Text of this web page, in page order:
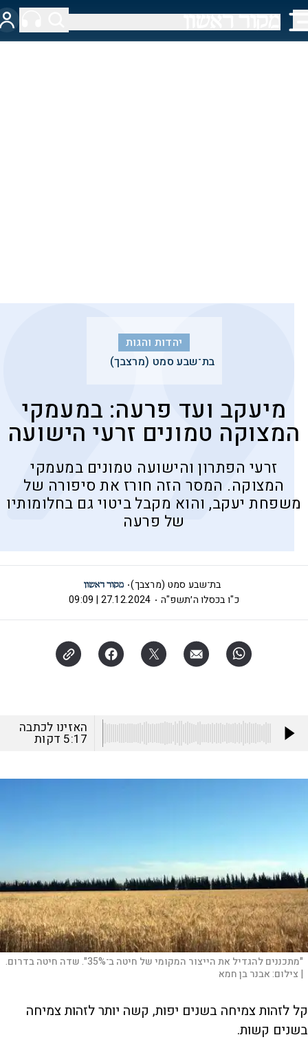
יהדות והגות
בת־שבע סמט (מרצבך)
מיעקב ועד פרעה: במעמקי
המצוקה טמונים זרעי הישועה
זרעי הפתרון והישועה טמונים במעמקי
המצוקה. המסר הזה חורז את סיפורה של
משפחת יעקב, והוא מקבל ביטוי גם בחלומותיו
של פרעה
בת־שבע סמט (מרצבך)
כ"ו בכסלו ה׳תשפ"ה
27.12.2024 | 09:09
האזינו לכתבה
5:17 דקות
"מתכננים להגדיל את הייצור המקומי של חיטה ב־35%". שדה חיטה בדרום.
| צילום:אבנר בן חמא
קל לזהות צמיחה בשנים יפות, קשה יותר לזהות צמיחה
בשנים קשות.